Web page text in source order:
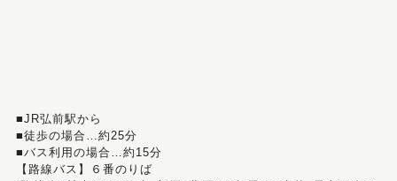
■JR弘前駅から
■徒歩の場合…約25分
■バス利用の場合…約15分
【路線バス】６番のりば